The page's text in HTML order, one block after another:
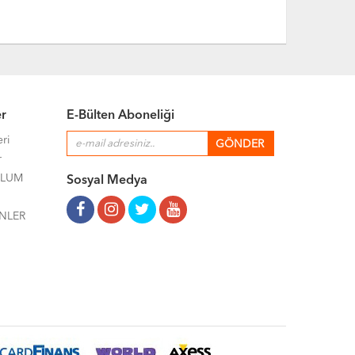
E-Bülten Aboneliği
Sosyal Medya